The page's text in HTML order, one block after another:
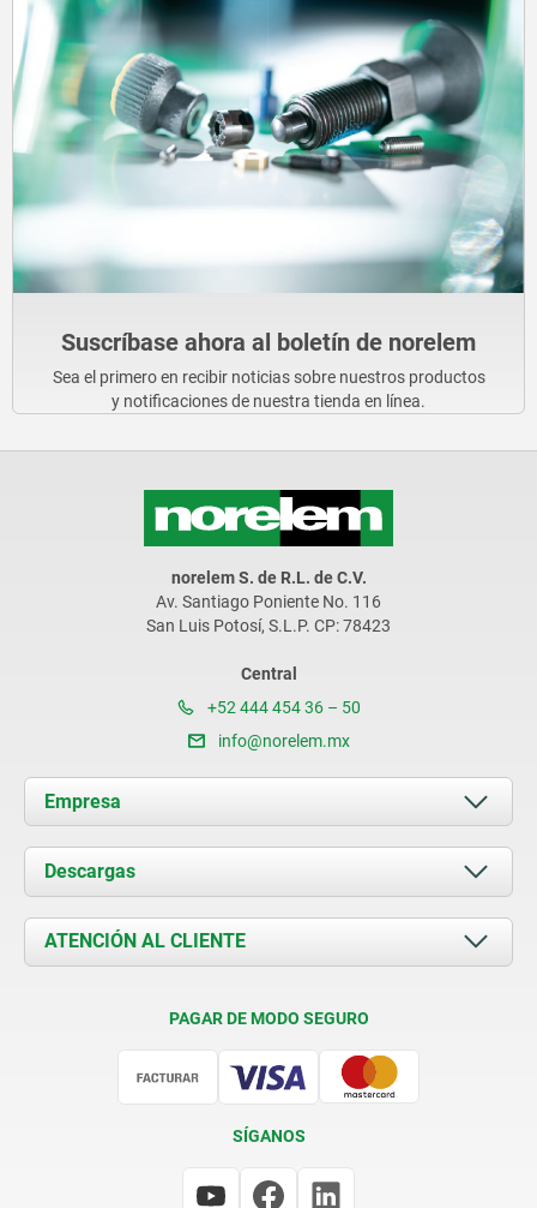
Suscríbase ahora al boletín de norelem
Sea el primero en recibir noticias sobre nuestros productos
y notificaciones de nuestra tienda en línea.
norelem S. de R.L. de C.V.
Av. Santiago Poniente No. 116
San Luis Potosí, S.L.P. CP: 78423
Central
+52 444 454 36 – 50
info@norelem.mx
Empresa
Acerca de nosotros
Novedades
Contacto
Descargas
Documents
ATENCIÓN AL CLIENTE
PAGAR DE MODO SEGURO
SÍGANOS